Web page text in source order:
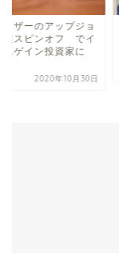
イザーのアップジョ
業スピンオフ でイ
ムゲイン投資家に
2020年10月30日